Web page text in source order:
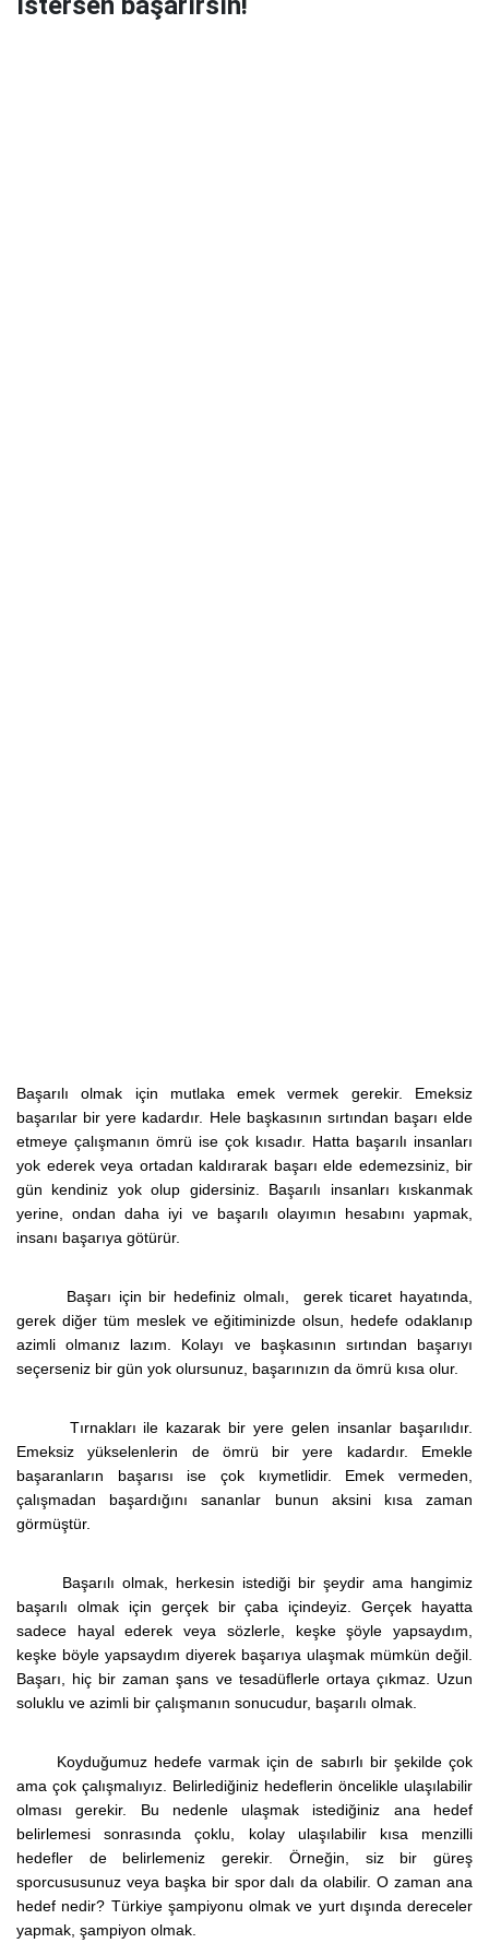
Başarılı olmak için mutlaka emek vermek gerekir. Emeksiz
başarılar bir yere kadardır. Hele başkasının sırtından başarı elde
etmeye çalışmanın ömrü ise çok kısadır. Hatta başarılı insanları
yok ederek veya ortadan kaldırarak başarı elde edemezsiniz, bir
gün kendiniz yok olup gidersiniz. Başarılı insanları kıskanmak
yerine, ondan daha iyi ve başarılı olayımın hesabını yapmak,
insanı başarıya götürür.
Başarı için bir hedefiniz olmalı, gerek ticaret hayatında,
gerek diğer tüm meslek ve eğitiminizde olsun, hedefe odaklanıp
azimli olmanız lazım. Kolayı ve başkasının sırtından başarıyı
seçerseniz bir gün yok olursunuz, başarınızın da ömrü kısa olur.
Tırnakları ile kazarak bir yere gelen insanlar başarılıdır.
Emeksiz yükselenlerin de ömrü bir yere kadardır. Emekle
başaranların başarısı ise çok kıymetlidir. Emek vermeden,
çalışmadan başardığını sananlar bunun aksini kısa zaman
görmüştür.
Başarılı olmak, herkesin istediği bir şeydir ama hangimiz
başarılı olmak için gerçek bir çaba içindeyiz. Gerçek hayatta
sadece hayal ederek veya sözlerle, keşke şöyle yapsaydım,
keşke böyle yapsaydım diyerek başarıya ulaşmak mümkün değil.
Başarı, hiç bir zaman şans ve tesadüflerle ortaya çıkmaz. Uzun
soluklu ve azimli bir çalışmanın sonucudur, başarılı olmak.
Koyduğumuz hedefe varmak için de sabırlı bir şekilde çok
ama çok çalışmalıyız. Belirlediğiniz hedeflerin öncelikle ulaşılabilir
olması gerekir. Bu nedenle ulaşmak istediğiniz ana hedef
belirlemesi sonrasında çoklu, kolay ulaşılabilir kısa menzilli
hedefler de belirlemeniz gerekir. Örneğin, siz bir güreş
sporcususunuz veya başka bir spor dalı da olabilir. O zaman ana
hedef nedir? Türkiye şampiyonu olmak ve yurt dışında dereceler
yapmak, şampiyon olmak.